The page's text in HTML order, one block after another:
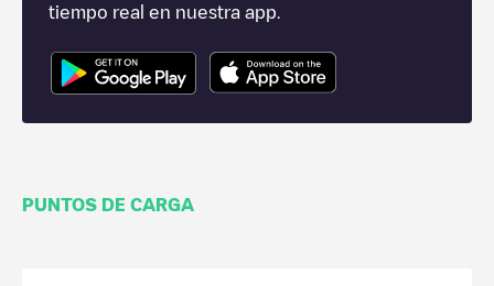
tiempo real en nuestra app.
PUNTOS DE CARGA